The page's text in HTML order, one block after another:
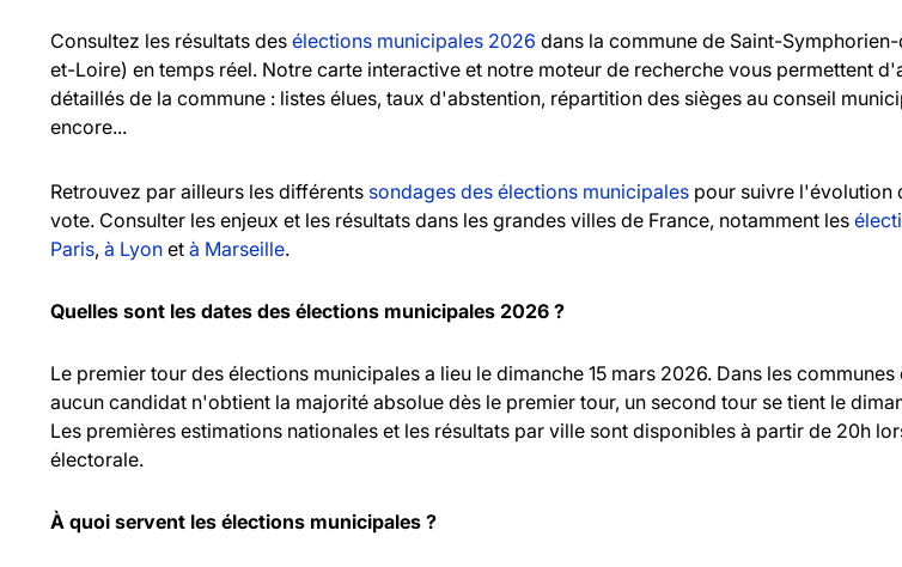
Consultez les résultats des élections municipales 2026 dans la commune de Saint-
et-Loire) en temps réel. Notre carte interactive et notre moteur de recherche vous permettent
détaillés de la commune : listes élues, taux d'abstention, répartition des sièges au conseil
encore...
Retrouvez par ailleurs les différents sondages des élections municipales pour suivre l'évolution
vote. Consulter les enjeux et les résultats dans les grandes villes de France, notamment les
Paris, à Lyon et à Marseille.
Quelles sont les dates des élections municipales 2026 ?
Le premier tour des élections municipales a lieu le dimanche 15 mars 2026. Dans les
aucun candidat n'obtient la majorité absolue dès le premier tour, un second tour se tient le
Les premières estimations nationales et les résultats par ville sont disponibles à partir de 20h
électorale.
À quoi servent les élections municipales ?